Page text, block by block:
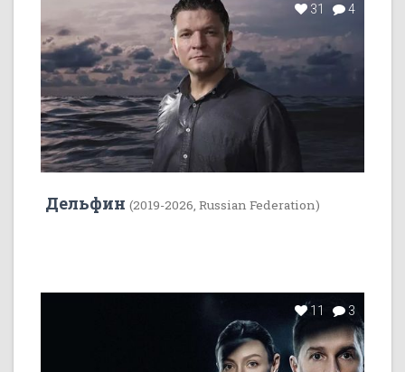
31 4
Дельфин (2019-2026, Russian Federation)
11 3